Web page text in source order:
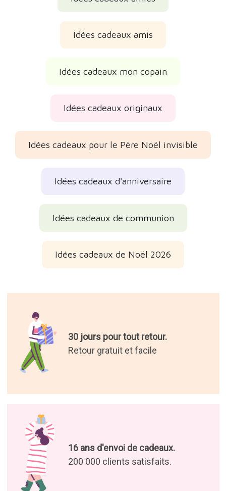
Idées cadeaux amis
Idées cadeaux mon copain
Idées cadeaux originaux
Idées cadeaux pour le Père Noël invisible
Idées cadeaux d'anniversaire
Idées cadeaux de communion
Idées cadeaux de Noël 2026
30 jours pour tout retour.
Retour gratuit et facile
16 ans d'envoi de cadeaux.
200 000 clients satisfaits.